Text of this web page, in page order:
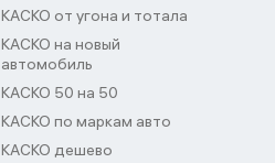
КАСКО от угона и тотала
КАСКО на новый
автомобиль
КАСКО 50 на 50
КАСКО по маркам авто
КАСКО дешево